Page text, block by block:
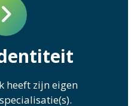
heeft zijn eigen